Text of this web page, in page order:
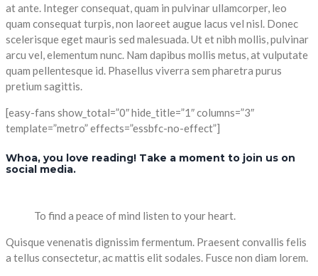
at ante. Integer consequat, quam in pulvinar ullamcorper, leo
quam consequat turpis, non laoreet augue lacus vel nisl. Donec
scelerisque eget mauris sed malesuada. Ut et nibh mollis, pulvinar
arcu vel, elementum nunc. Nam dapibus mollis metus, at vulputate
quam pellentesque id. Phasellus viverra sem pharetra purus
pretium sagittis.
[easy-fans show_total=”0″ hide_title=”1″ columns=”3″
template=”metro” effects=”essbfc-no-effect”]
Whoa, you love reading! Take a moment to join us on
social media.
To find a peace of mind listen to your heart.
Quisque venenatis dignissim fermentum. Praesent convallis felis
a tellus consectetur, ac mattis elit sodales. Fusce non diam lorem.